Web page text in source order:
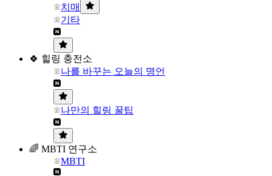
치매
기타
🍀 힐링 충전소
나를 바꾸는 오늘의 명언
나만의 힐링 꿀팁
🌈 MBTI 연구소
MBTI